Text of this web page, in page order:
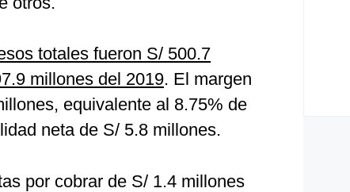
totales fueron S/ 500.7
millones del 2019. El margen
equivalente al 8.75% de
neta de S/ 5.8 millones.
por cobrar de S/ 1.4 millones